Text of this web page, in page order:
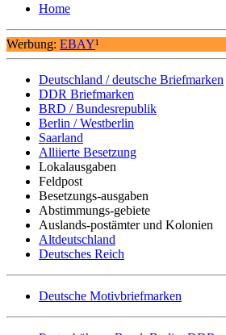
Home
Werbung: EBAY¹
Deutschland / deutsche Briefmarken
DDR Briefmarken
BRD / Bundesrepublik
Berlin / Westberlin
Saarland
Alliierte Besetzung
Lokalausgaben
Feldpost
Besetzungs-ausgaben
Abstimmungs-gebiete
Auslands-postämter und Kolonien
Altdeutschland
Deutsches Reich
Deutsche Motivbriefmarken